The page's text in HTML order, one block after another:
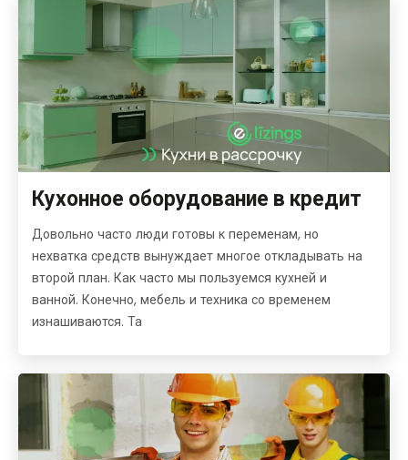
Кухонное оборудование в кредит
Довольно часто люди готовы к переменам, но
нехватка средств вынуждает многое откладывать на
второй план. Как часто мы пользуемся кухней и
ванной. Конечно, мебель и техника со временем
изнашиваются. Та